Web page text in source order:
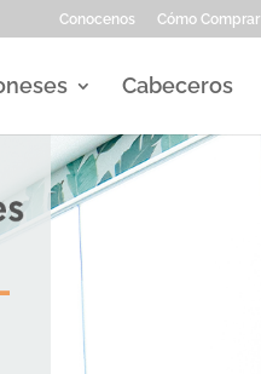
Conocenos Cómo Comprar
Cabeceros